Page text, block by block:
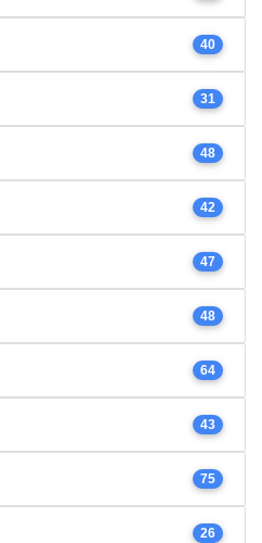
40
31
48
42
47
48
64
43
75
26